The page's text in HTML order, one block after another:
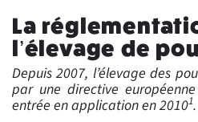
La
l’élevage de
Depuis 2007, l’élevage des
par une directive
entrée en application en 20101.